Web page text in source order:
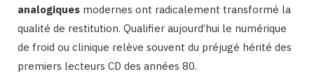
analogiques modernes ont radicalement transformé la
qualité de restitution. Qualifier aujourd’hui le numérique
de froid ou clinique relève souvent du préjugé hérité des
premiers lecteurs CD des années 80.